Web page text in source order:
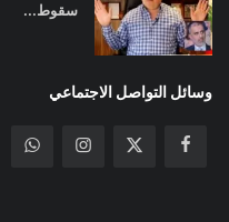
سقوط...
وسائل التواصل الاجتماعي